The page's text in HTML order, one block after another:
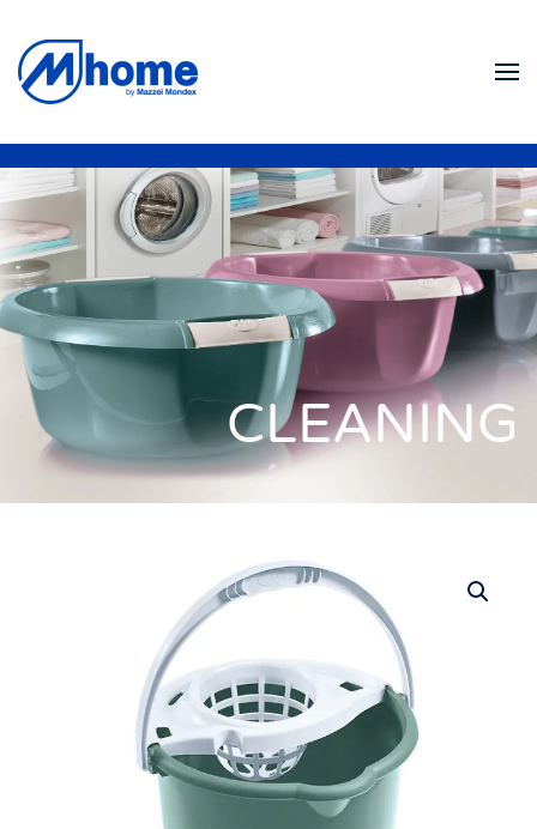
Skip to main content
CLEANING